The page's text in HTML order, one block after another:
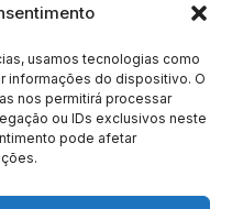
usamos tecnologias como
informações do dispositivo. O
nos permitirá processar
ou IDs exclusivos neste
pode afetar